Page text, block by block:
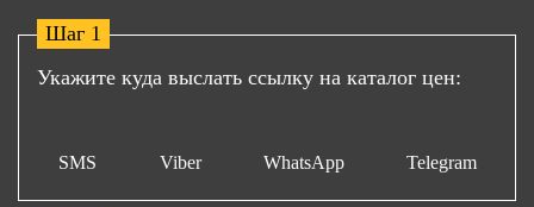
Шаг 1
Укажите куда выслать ссылку на каталог цен:
SMS Viber WhatsApp Telegram